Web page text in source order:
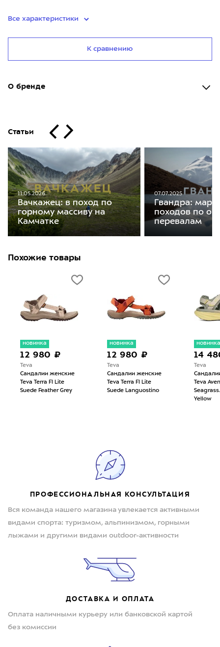
Все характеристики
К сравнению
О бренде
Статьи
11.05.2026
Вачкажец: в поход по
горному массиву на
Камчатке
07.07.2025
Гвандра:
походов по
перевалам
Похожие товары
новинка
12 980 ₽
Teva
Сандалии женские
Teva Terra FI Lite
Suede Feather Grey
новинка
12 980 ₽
Teva
Сандалии женские
Teva Terra FI Lite
Suede Languostino
новинка
14
Teva
Teva
Yellow
ПРОФЕССИОНАЛЬНАЯ КОНСУЛЬТАЦИЯ
Вся команда нашего магазина увлекается активными
видами спорта: туризмом, альпинизмом, горными
лыжами и другими видами outdoor-активности
ДОСТАВКА И ОПЛАТА
Оплата наличными курьеру или банковской картой
без комиссии